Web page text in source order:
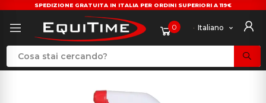
SPEDIZIONE GRATUITA IN ITALIA PER ORDINI SUPERIORI A 119€
0 Italiano